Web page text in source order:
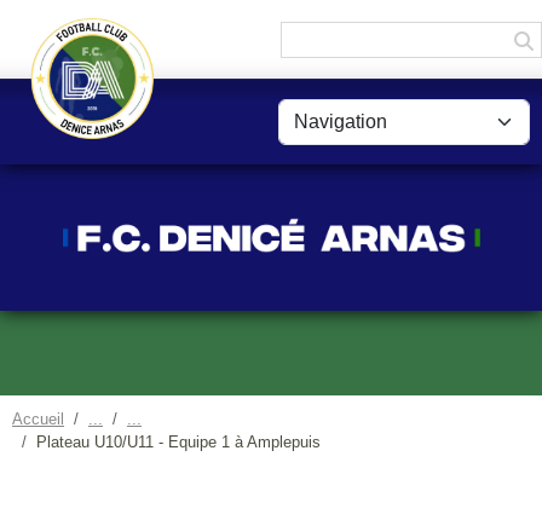
Accueil
Plateau U10/U11 - Equipe 1 à Amplepuis
Panneau de gestion des cookies